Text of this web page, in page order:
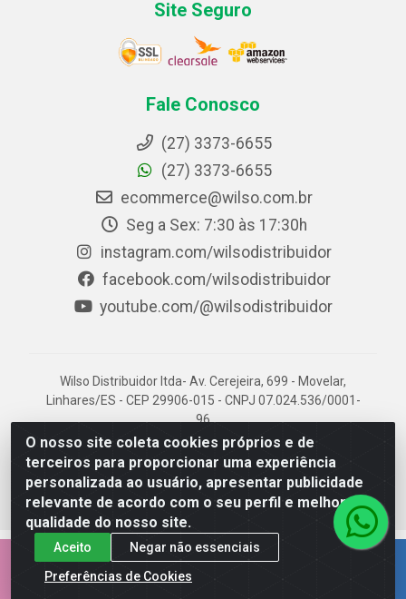
O nosso site coleta cookies próprios e de
terceiros para proporcionar uma experiência
personalizada ao usuário, apresentar publicidade
relevante de acordo com o seu perfil e melhorar a
qualidade do nosso site.
Aceito
Negar não essenciais
Preferências de Cookies
Site Seguro
Fale Conosco
(27) 3373-6655
(27) 3373-6655
ecommerce@wilso.com.br
Seg a Sex: 7:30 às 17:30h
instagram.com/wilsodistribuidor
facebook.com/wilsodistribuidor
youtube.com/@wilsodistribuidor
Wilso Distribuidor ltda- Av. Cerejeira, 699 - Movelar,
Linhares/ES - CEP 29906-015 - CNPJ 07.024.536/0001-
96
EMPRESA 100% CAPIXABA.
AQUI É NOSSO TERRITÓRIO!